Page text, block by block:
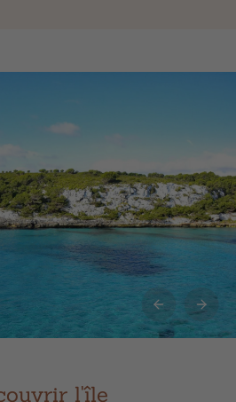
l'île